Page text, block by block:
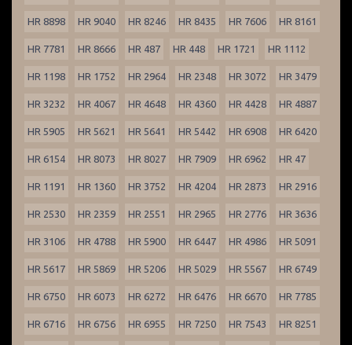
HR 8898 HR 9040 HR 8246 HR 8435 HR 7606 HR 8161
HR 7781 HR 8666 HR 487 HR 448 HR 1721 HR 1112
HR 1198 HR 1752 HR 2964 HR 2348 HR 3072 HR 3479
HR 3232 HR 4067 HR 4648 HR 4360 HR 4428 HR 4887
HR 5905 HR 5621 HR 5641 HR 5442 HR 6908 HR 6420
HR 6154 HR 8073 HR 8027 HR 7909 HR 6962 HR 47
HR 1191 HR 1360 HR 3752 HR 4204 HR 2873 HR 2916
HR 2530 HR 2359 HR 2551 HR 2965 HR 2776 HR 3636
HR 3106 HR 4788 HR 5900 HR 6447 HR 4986 HR 5091
HR 5617 HR 5869 HR 5206 HR 5029 HR 5567 HR 6749
HR 6750 HR 6073 HR 6272 HR 6476 HR 6670 HR 7785
HR 6716 HR 6756 HR 6955 HR 7250 HR 7543 HR 8251